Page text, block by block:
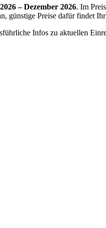
– Dezember 2026. Im
günstige Preise dafür findet Ihr
Infos zu aktuellen